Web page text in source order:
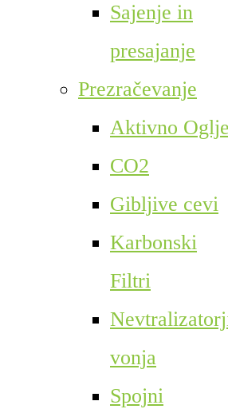
Sajenje in
presajanje
Prezračevanje
Aktivno Oglje
CO2
Gibljive cevi
Karbonski
Filtri
vonja
Spojni